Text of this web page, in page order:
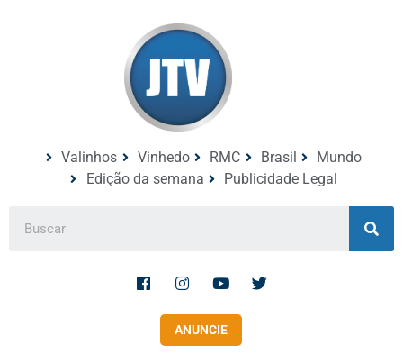
Valinhos Vinhedo RMC Brasil
Mundo
Edição da semana
Publicidade Legal
ANUNCIE